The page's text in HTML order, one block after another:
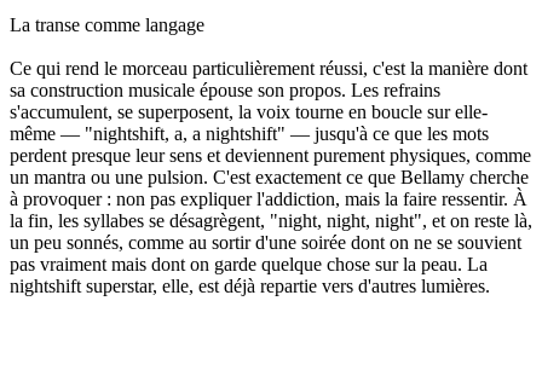
La transe comme langage
Ce qui rend le morceau particulièrement réussi, c'est la manière dont
sa construction musicale épouse son propos. Les refrains
s'accumulent, se superposent, la voix tourne en boucle sur elle-
même — "nightshift, a, a nightshift" — jusqu'à ce que les mots
perdent presque leur sens et deviennent purement physiques, comme
un mantra ou une pulsion. C'est exactement ce que Bellamy cherche
à provoquer : non pas expliquer l'addiction, mais la faire ressentir. À
la fin, les syllabes se désagrègent, "night, night, night", et on reste là,
un peu sonnés, comme au sortir d'une soirée dont on ne se souvient
pas vraiment mais dont on garde quelque chose sur la peau. La
nightshift superstar, elle, est déjà repartie vers d'autres lumières.